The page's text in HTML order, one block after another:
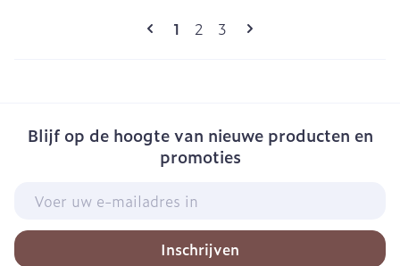
Pagina's
U lees momenteel pagina
1 Pagina
2 Pagina
3
Blijf op de hoogte van nieuwe producten en
promoties
Inschrijven